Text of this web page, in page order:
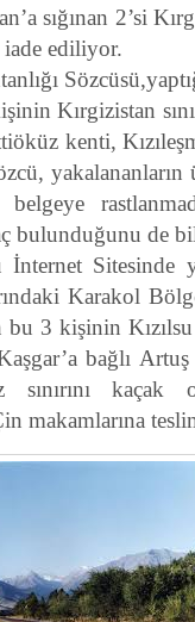
sığınan 2’si
iade ediliyor.
Kırgizistan
kenti,
bulunduğunu de
Sitesinde
Karakol
3 kişinin
bağlı
kaçak
makamlarına